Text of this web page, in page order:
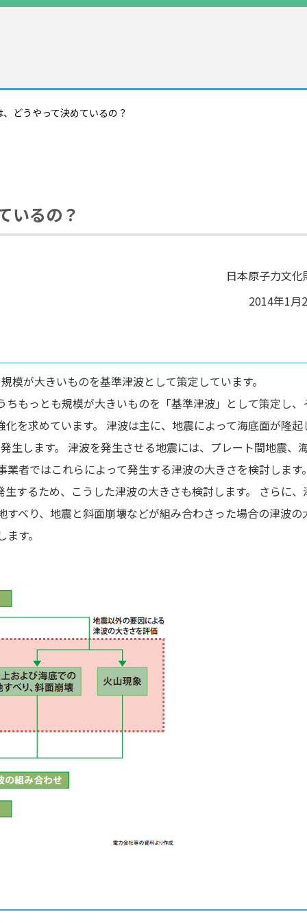
どうやって決めているの？
いるの？
日本原子力文化
2014年1月
が大きいものを基準津波として策定しています。
もっとも規模が大きいものを「基準津波」として策定し、
を求めています。 津波は主に、地震によって海底面が隆起
生します。 津波を発生させる地震には、プレート間地震、
者ではこれらによって発生する津波の大きさを検討します
するため、こうした津波の大きさも検討します。 さらに、
べり、地震と斜面崩壊などが組み合わさった場合の津波の
す。